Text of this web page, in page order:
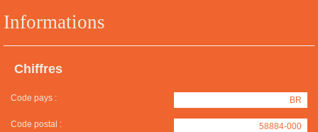
Informations
Chiffres
Code pays : BR
Code postal : 58884-000